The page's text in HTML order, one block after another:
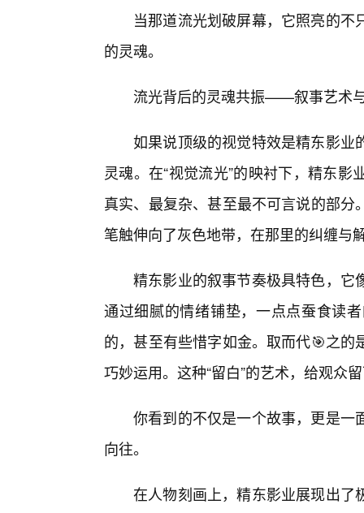
当那道流光划破屏幕，它照亮的
的灵魂。
流光背后的灵魂共振——叙事艺术
如果说顶级的视觉特效是精东影业
灵魂。在“视觉流光”的映衬下，精东
真实、最复杂、甚至最不可言说的部
笔触伸向了灰色地带，在那里的纠缠与
精东影业的叙事节奏极具特色，它
通过细腻的情绪铺垫，一点点蚕食读
的，甚至有些惜字如金。取而代🎯之
巧妙运用。这种“留白”的艺术，给观众
你看到的不仅是一个故事，更是一
向往。
在人物刻画上，精东影业展现出了